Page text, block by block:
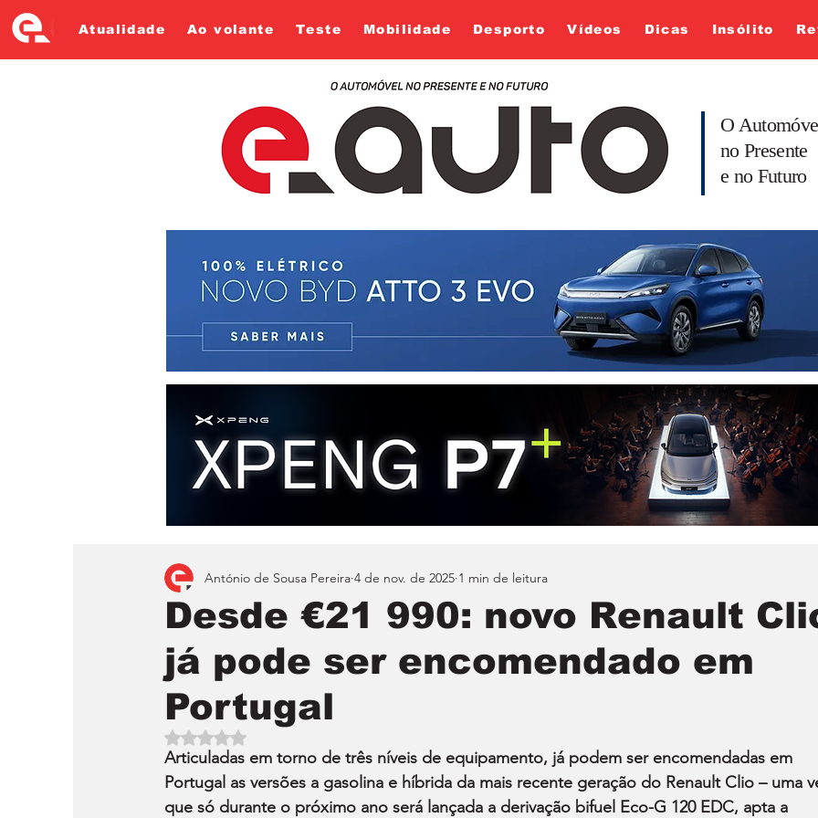
Atualidade Ao volante Teste Mobilidade Desporto Vídeos Dicas Insólito
O
no Presente
e no Futuro
Desde €21 990: novo Renault
já pode ser encomendado em
Portugal
António de Sousa Pereira 4 de nov. de 2025 1 min de leitura
Avaliado com NaN de 5 estrelas.
Articuladas em torno de três níveis de equipamento, já podem ser encomendadas em
Portugal as versões a gasolina e híbrida da mais recente geração do Renault Clio – uma
que só durante o próximo ano será lançada a derivação bifuel Eco-G 120 EDC, apta a